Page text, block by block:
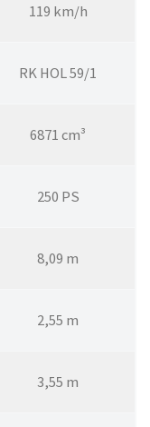
119 km/h
RK HOL 59/1
6871 cm³
250 PS
8,09 m
2,55 m
3,55 m